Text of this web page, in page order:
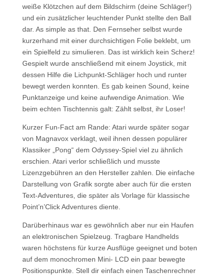
weiße Klötzchen auf dem Bildschirm (deine Schläger!)
und ein zusätzlicher leuchtender Punkt stellte den Ball
dar. As simple as that. Den Fernseher selbst wurde
kurzerhand mit einer durchsichtigen Folie beklebt, um
ein Spielfeld zu simulieren. Das ist wirklich kein Scherz!
Gespielt wurde anschließend mit einem Joystick, mit
dessen Hilfe die Lichpunkt-Schläger hoch und runter
bewegt werden konnten. Es gab keinen Sound, keine
Punktanzeige und keine aufwendige Animation. Wie
beim echten Tischtennis galt: Zählt selbst, ihr Loser!
Kurzer Fun-Fact am Rande: Atari wurde später sogar
von Magnavox verklagt, weil ihnen dessen populärer
Klassiker „Pong“ dem Odyssey-Spiel viel zu ähnlich
erschien. Atari verlor schließlich und musste
Lizenzgebühren an den Hersteller zahlen. Die einfache
Darstellung von Grafik sorgte aber auch für die ersten
Text-Adventures, die später als Vorlage für klassische
Point’n’Click Adventures diente.
Darüberhinaus war es gewöhnlich aber nur ein Haufen
an elektronischen Spielzeug. Tragbare Handhelds
waren höchstens für kurze Ausflüge geeignet und boten
auf dem monochromen Mini- LCD ein paar bewegte
Positionspunkte. Stell dir einfach einen Taschenrechner